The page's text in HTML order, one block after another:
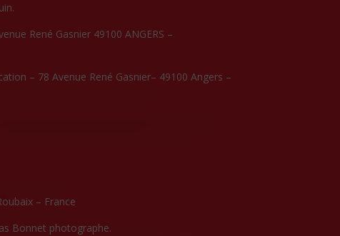
René Gasnier 49100 ANGERS –
– 78 Avenue René Gasnier– 49100 Angers –
– France
Bonnet photographe.